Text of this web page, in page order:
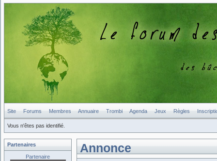
Site Forums Membres Annuaire Trombi Agenda Jeux Règles
Vous n'êtes pas identifié.
Annonce
Partenaires
Partenaire